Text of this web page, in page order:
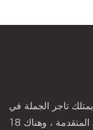
يمتلك تاجر الجملة في Luva أكثر من 400 من آلات
إنتاج طرف القلم التلقائي المتقدمة ، وهناك 18